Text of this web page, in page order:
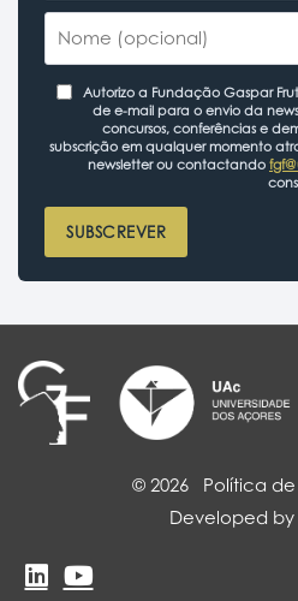
Autorizo a Fundação Gaspar
de e-mail para o envio da
concursos, conferências e
subscrição em qualquer momento
newsletter ou contactando
SUBSCREVER
© 2026 Política
Developed by